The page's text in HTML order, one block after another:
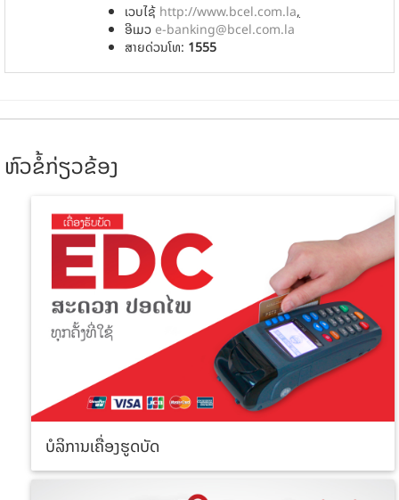
ເວບ​ໄຊ້ http://www.bcel.com.la,
ອີເມວe-banking@bcel.com.la
ສາຍດ່ວນໂທ: 1555
ຫົວຂໍ້ກ່ຽວຂ້ອງ
ບໍລິການເຄື່ອງຮູດບັດ